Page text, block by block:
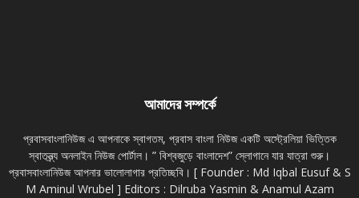
আমাদের সম্পর্কে
প্রবাসবাংলানিউজ এ আপনাকে স্বাগতম, প্রবাস বাংলা নিউজ একটি অস্ট্রেলিয়া ভিত্তিক
স্বাতন্ত্র্য অনলাইন নিউজ পোর্টাল। ” বিশ্বজুড়ে বাংলাদেশ” স্লোগানে যার যাত্রা শুরু।
প্রবাসবাংলানিউজ আপনার ভালোলাগার প্রতিচ্ছবি। [ Founder : Md Iqbal Eusuf & S
M Aminul Wrubel ] Editors : Dilruba Yasmin & Anamul Azam